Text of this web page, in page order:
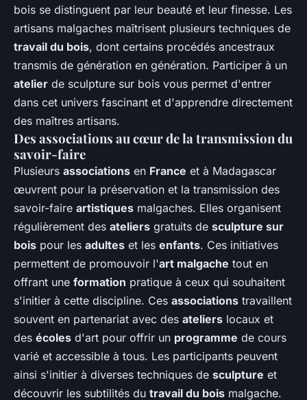
bois se distinguent par leur beauté et leur finesse. Les
artisans malgaches maîtrisent plusieurs techniques de
travail du bois, dont certains procédés ancestraux
transmis de génération en génération. Participer à un
atelier de sculpture sur bois vous permet d'entrer
dans cet univers fascinant et d'apprendre directement
des maîtres artisans.
Des associations au cœur de la transmission du
savoir-faire
Plusieurs associations en France et à Madagascar
œuvrent pour la préservation et la transmission des
savoir-faire artistiques malgaches. Elles organisent
régulièrement des ateliers gratuits de sculpture sur
bois pour les adultes et les enfants. Ces initiatives
permettent de promouvoir l'art malgache tout en
offrant une formation pratique à ceux qui souhaitent
s'initier à cette discipline. Ces associations travaillent
souvent en partenariat avec des ateliers locaux et
des écoles d'art pour offrir un programme de cours
varié et accessible à tous. Les participants peuvent
ainsi s'initier à diverses techniques de sculpture et
découvrir les subtilités du travail du bois malgache.